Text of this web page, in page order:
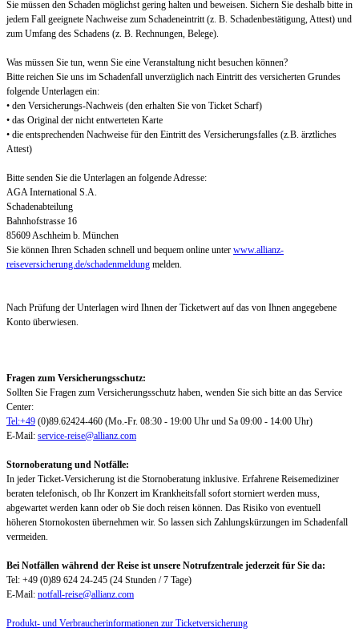
Sie müssen den Schaden möglichst gering halten und beweisen. Sichern Sie deshalb bitte in
jedem Fall geeignete Nachweise zum Schadeneintritt (z. B. Schadenbestätigung, Attest) und
zum Umfang des Schadens (z. B. Rechnungen, Belege).
Was müssen Sie tun, wenn Sie eine Veranstaltung nicht besuchen können?
Bitte reichen Sie uns im Schadenfall unverzüglich nach Eintritt des versicherten Grundes
folgende Unterlagen ein:
• den Versicherungs-Nachweis (den erhalten Sie von Ticket Scharf)
• das Original der nicht entwerteten Karte
• die entsprechenden Nachweise für den Eintritt des Versicherungsfalles (z.B. ärztliches
Attest)
Bitte senden Sie die Unterlagen an folgende Adresse:
AGA International S.A.
Schadenabteilung
Bahnhofstrasse 16
85609 Aschheim b. München
Sie können Ihren Schaden schnell und bequem online unter www.allianz-
reiseversicherung.de/schadenmeldung melden.
Nach Prüfung der Unterlagen wird Ihnen der Ticketwert auf das von Ihnen angegebene
Konto überwiesen.
Fragen zum Versicherungsschutz:
Sollten Sie Fragen zum Versicherungsschutz haben, wenden Sie sich bitte an das Service
Center:
Tel:+49 (0)89.62424-460 (Mo.-Fr. 08:30 - 19:00 Uhr und Sa 09:00 - 14:00 Uhr)
E-Mail: service-reise@allianz.com
Stornoberatung und Notfälle:
In jeder Ticket-Versicherung ist die Stornoberatung inklusive. Erfahrene Reisemediziner
beraten telefonisch, ob Ihr Konzert im Krankheitsfall sofort storniert werden muss,
abgewartet werden kann oder ob Sie doch reisen können. Das Risiko von eventuell
höheren Stornokosten übernehmen wir. So lassen sich Zahlungskürzungen im Schadenfall
vermeiden.
Bei Notfällen während der Reise ist unsere Notrufzentrale jederzeit für Sie da:
Tel: +49 (0)89 624 24-245 (24 Stunden / 7 Tage)
E-Mail: notfall-reise@allianz.com
Produkt- und Verbraucherinformationen zur Ticketversicherung